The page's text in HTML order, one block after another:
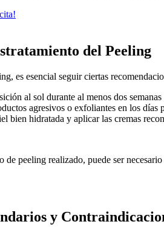
del Peeling
es esencial seguir ciertas
al sol durante al menos dos
agresivos o exfoliantes en los días
bien hidratada y aplicar las cremas
de peeling realizado, puede ser
y